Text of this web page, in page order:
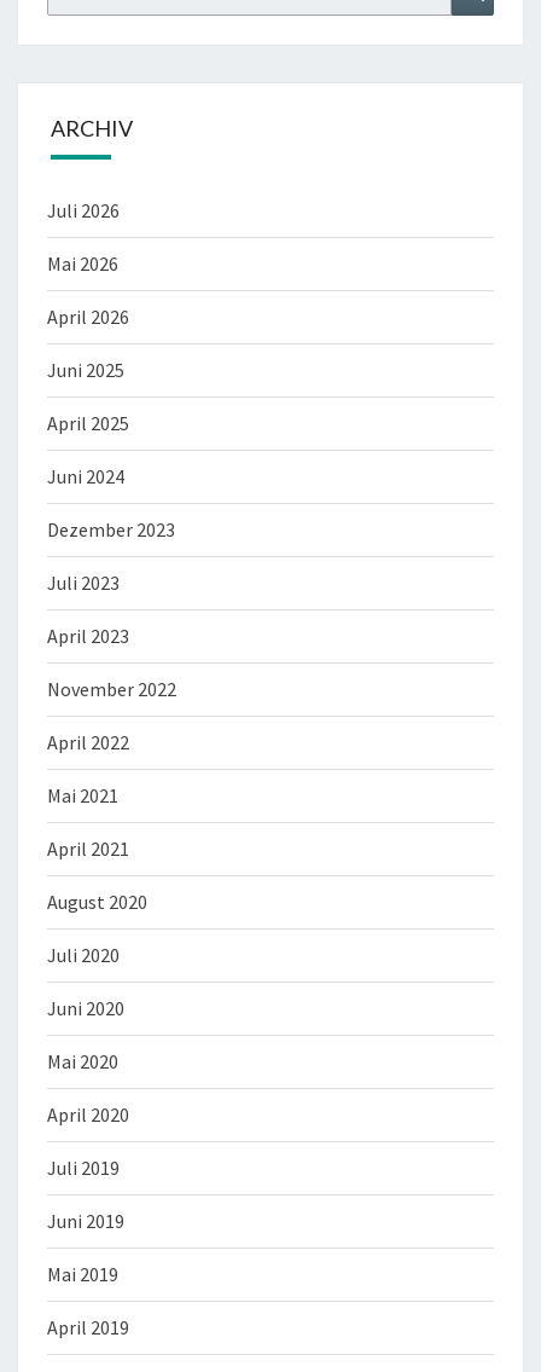
for:
ARCHIV
Juli 2026
Mai 2026
April 2026
Juni 2025
April 2025
Juni 2024
Dezember 2023
Juli 2023
April 2023
November 2022
April 2022
Mai 2021
April 2021
August 2020
Juli 2020
Juni 2020
Mai 2020
April 2020
Juli 2019
Juni 2019
Mai 2019
April 2019